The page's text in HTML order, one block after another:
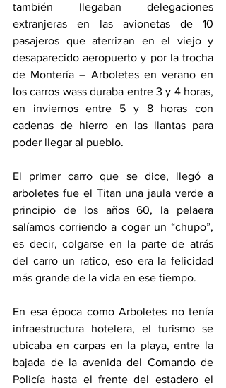
también llegaban delegaciones
extranjeras en las avionetas de 10
pasajeros que aterrizan en el viejo y
desaparecido aeropuerto y por la trocha
de Montería – Arboletes en verano en
los carros wass duraba entre 3 y 4 horas,
en inviernos entre 5 y 8 horas con
cadenas de hierro en las llantas para
poder llegar al pueblo.
El primer carro que se dice, llegó a
arboletes fue el Titan una jaula verde a
principio de los años 60, la pelaera
salíamos corriendo a coger un “chupo”,
es decir, colgarse en la parte de atrás
del carro un ratico, eso era la felicidad
más grande de la vida en ese tiempo.
En esa época como Arboletes no tenía
infraestructura hotelera, el turismo se
ubicaba en carpas en la playa, entre la
bajada de la avenida del Comando de
Policía hasta el frente del estadero el